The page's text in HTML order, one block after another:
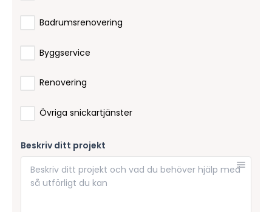
Badrumsrenovering
Byggservice
Renovering
Övriga snickartjänster
Beskriv ditt projekt